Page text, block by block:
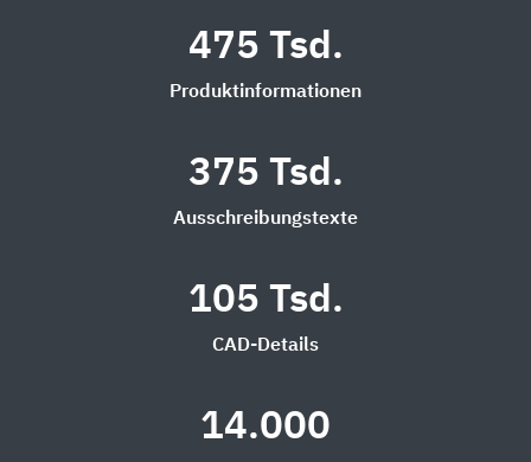
475 Tsd.
Produktinformationen
375 Tsd.
Ausschreibungstexte
105 Tsd.
CAD-Details
14.000